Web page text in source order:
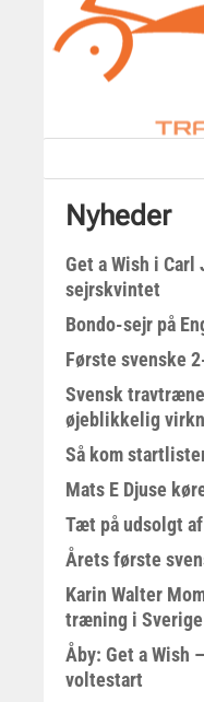
Nyheder
Get a Wish i Carl
sejrskvintet
Bondo-sejr på
Første svenske
Svensk
øjeblikkelig
Så kom
Mats E Djuse
Tæt på udsolgt
Årets første
Karin Walter
træning i Sverige
Åby: Get a Wish
voltestart